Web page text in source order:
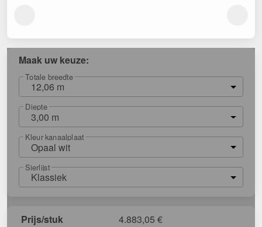
Maak uw keuze:
Totale breedte
12,06 m
Diepte
3,00 m
Kleur kanaalplaat
Opaal wit
Sierlijst
Klassiek
Prijs/stuk 4.883,05 €